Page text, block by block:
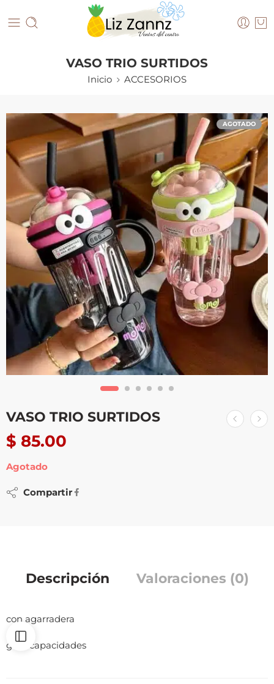
VASO TRIO SURTIDOS
Inicio ACCESORIOS
AGOTADO
VASO TRIO SURTIDOS
$ 85.00
Agotado
Compartir
Descripción Valoraciones (0)
con agarradera
gran capacidades